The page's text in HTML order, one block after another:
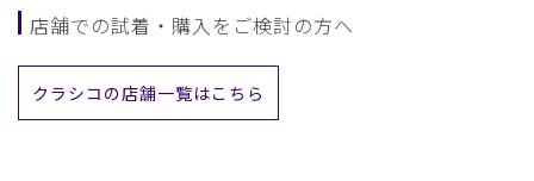
店舗での試着・購入をご検討の方へ
クラシコの店舗一覧はこちら